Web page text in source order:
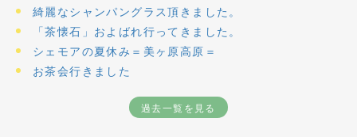
綺麗なシャンパングラス頂きました。
「茶懐石」およばれ行ってきました。
シェモアの夏休み＝美ヶ原高原＝
お茶会行きました
過去一覧を見る